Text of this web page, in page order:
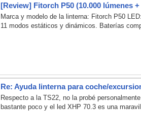
[Review] Fitorch P50 (10.000 lúmenes
Marca y modelo de la linterna: Fitorch P50
11 modos estáticos y dinámicos. Baterías
Re: Ayuda linterna para coche/
Respecto a la TS22, no la probé
bastante poco y el led XHP 70.3 es una